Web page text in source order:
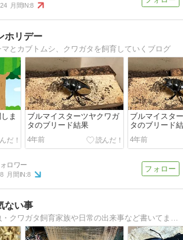
24 月間IN:8
ホリデー
とカブトムシ、クワガタを飼育していくブログ
ま
ブルマイスターツヤクワガ
タのブリード結果
4年前
ブルマイスタ
タのブリード
4年前
8 月間IN:8
ない事
趣味のカブト虫・クワガタ飼育家族や日常の出来事など書いてます。